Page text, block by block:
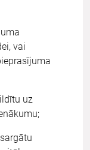
vai
uz